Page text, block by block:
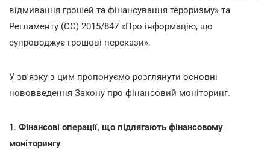
відмивання грошей та фінансування тероризму» та
Регламенту (ЄС) 2015/847 «Про інформацію, що
супроводжує грошові перекази».
У зв'язку з цим пропонуємо розглянути основні
нововведення Закону про фінансовий моніторинг.
1. Фінансові операції, що підлягають фінансовому
моніторингу